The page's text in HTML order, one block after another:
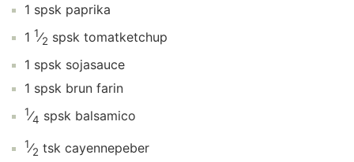
1 spsk paprika
1 1⁄2 spsk tomatketchup
1 spsk sojasauce
1 spsk brun farin
1⁄4 spsk balsamico
1⁄2 tsk cayennepeber